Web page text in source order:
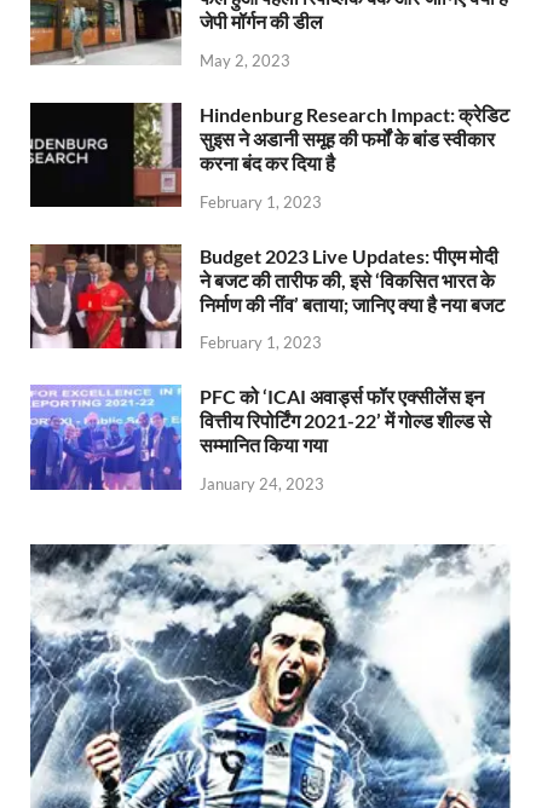
जेपी मॉर्गन की डील
May 2, 2023
Hindenburg Research Impact: क्रेडिट
सुइस ने अडानी समूह की फर्मों के बांड स्वीकार
करना बंद कर दिया है
February 1, 2023
Budget 2023 Live Updates: पीएम मोदी
ने बजट की तारीफ की, इसे ‘विकसित भारत के
निर्माण की नींव’ बताया; जानिए क्या है नया बजट
February 1, 2023
PFC को ‘ICAI अवार्ड्स फॉर एक्सीलेंस इन
वित्तीय रिपोर्टिंग 2021-22’ में गोल्ड शील्ड से
सम्मानित किया गया
January 24, 2023